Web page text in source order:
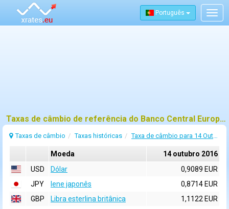
Português
Taxas de câmbio de referência do Banco Central Europeu (BCE) para 14 outubro 2016
Taxas de câmbio Taxas históricas Taxa de câmbio para 14 Outubro 2016
Moeda
14 outubro 2016
USD
Dólar
0,9089 EUR
JPY
Iene japonês
0,8714 EUR
GBP
Libra esterlina britânica
1,1122 EUR